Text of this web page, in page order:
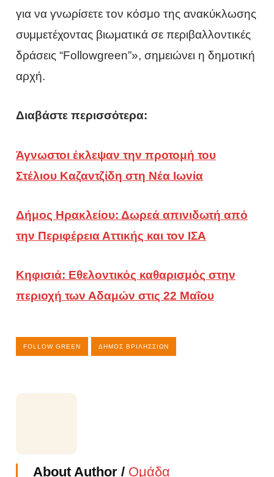
για να γνωρίσετε τον κόσμο της ανακύκλωσης
συμμετέχοντας βιωματικά σε περιβαλλοντικές
δράσεις “Followgreen”», σημειώνει η δημοτική
αρχή.
Διαβάστε περισσότερα:
Άγνωστοι έκλεψαν την προτομή του
Στέλιου Καζαντζίδη στη Νέα Ιωνία
Δήμος Ηρακλείου: Δωρεά απινιδωτή από
την Περιφέρεια Αττικής και τον ΙΣΑ
Κηφισιά: Εθελοντικός καθαρισμός στην
περιοχή των Αδαμών στις 22 Μαΐου
FOLLOW GREEN ΔΉΜΟΣ ΒΡΙΛΗΣΣΊΩΝ
About Author / Ομάδα